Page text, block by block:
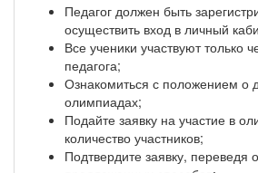
Педагог должен быть
осуществить вход в личный
Все ученики участвуют только
педагога;
Ознакомиться с положением о
олимпиадах;
Подайте заявку на участие в
количество участников;
Подтвердите заявку, переведя